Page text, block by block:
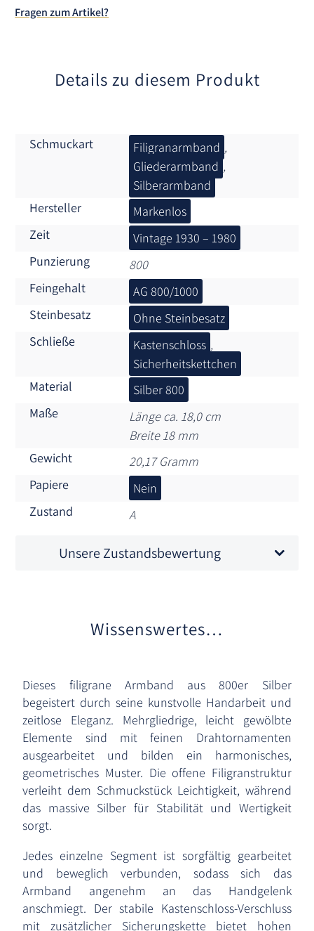
Fragen zum Artikel?
Details zu diesem Produkt
Schmuckart Filigranarmband ,
Gliederarmband ,
Silberarmband
Hersteller
Markenlos
Zeit
Vintage 1930 – 1980
Punzierung
800
Feingehalt
AG 800/1000
Steinbesatz
Ohne Steinbesatz
Schließe
Kastenschloss ,
Sicherheitskettchen
Material
Silber 800
Maße
Länge ca. 18,0 cm
Breite 18 mm
Gewicht
20,17 Gramm
Papiere
Nein
Zustand
A
Unsere Zustandsbewertung
Wissenswertes…
Dieses filigrane Armband aus 800er Silber
begeistert durch seine kunstvolle Handarbeit und
zeitlose Eleganz. Mehrgliedrige, leicht gewölbte
Elemente sind mit feinen Drahtornamenten
ausgearbeitet und bilden ein harmonisches,
geometrisches Muster. Die offene Filigranstruktur
verleiht dem Schmuckstück Leichtigkeit, während
das massive Silber für Stabilität und Wertigkeit
sorgt.
Jedes einzelne Segment ist sorgfältig gearbeitet
und beweglich verbunden, sodass sich das
Armband angenehm an das Handgelenk
anschmiegt. Der stabile Kastenschloss-Verschluss
mit zusätzlicher Sicherungskette bietet hohen